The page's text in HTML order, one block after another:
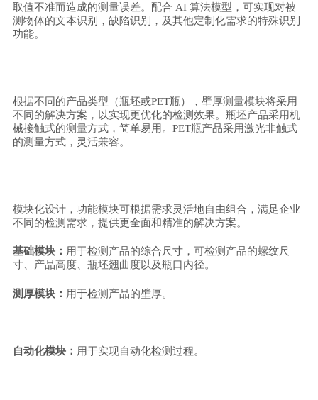
取值不准而造成的测量误差。配合 AI 算法模型，可实现对被
测物体的文本识别，缺陷识别，及其他定制化需求的特殊识别
功能。
根据不同的产品类型（瓶坯或PET瓶），壁厚测量模块将采用
不同的解决方案，以实现更优化的检测效果。瓶坯产品采用机
械接触式的测量方式，简单易用。PET瓶产品采用激光非触式
的测量方式，灵活兼容。
模块化设计，功能模块可根据需求灵活地自由组合，满足企业
不同的检测需求，提供更全面和精准的解决方案。
基础模块： 用于检测产品的综合尺寸，可检测产品的螺纹尺
寸、产品高度、瓶坯翘曲度以及瓶口内径。
测厚模块： 用于检测产品的壁厚。
自动化模块： 用于实现自动化检测过程。